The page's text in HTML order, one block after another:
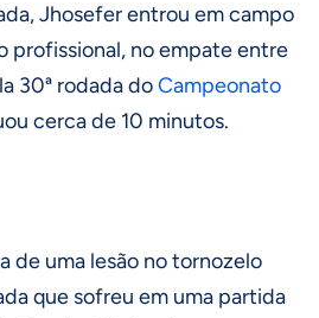
Jhosefer entrou em campo
profissional, no empate entre
30ª rodada doCampeonato
cerca de 10 minutos.
de uma lesão no tornozelo
que sofreu em uma partida